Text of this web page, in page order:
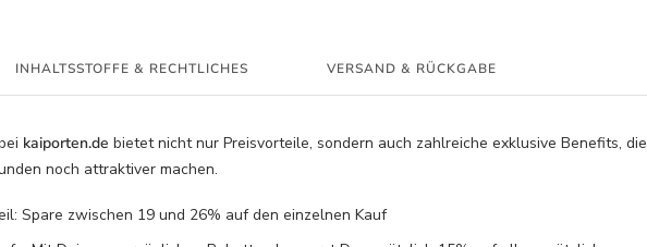
INHALTSSTOFFE & RECHTLICHES VERSAND & RÜCKGABE
kaiporten.de bietet nicht nur Preisvorteile, sondern auch zahlreiche exklusive Benefits, die
noch attraktiver machen.
Spare zwischen 19 und 26% auf den einzelnen Kauf